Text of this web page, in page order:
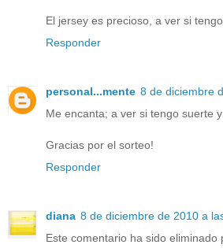
El jersey es precioso, a ver si
Responder
personal...mente 8 de diciembre
Me encanta; a ver si tengo suerte
Gracias por el sorteo!
Responder
diana 8 de diciembre de 2010 a
Este comentario ha sido eliminado